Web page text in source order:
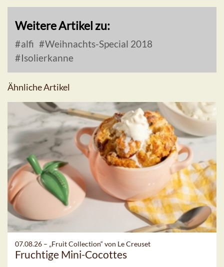
Weitere Artikel zu:
alfi
Weihnachts-Special 2018
Isolierkanne
Ähnliche Artikel
07.08.26 – „Fruit Collection“ von Le Creuset
Fruchtige Mini-Cocottes